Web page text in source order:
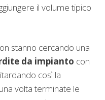
il volume tipico
stanno cercando una
da impianto con
così la
volta terminate le